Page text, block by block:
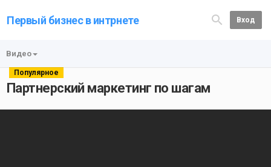
Первый бизнес в интрнете Вход
Видео
Популярное
Партнерский маркетинг по шагам